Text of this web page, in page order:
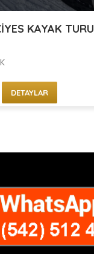
KAYAK TURU
DETAYLAR